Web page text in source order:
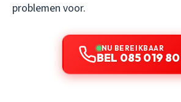
problemen voor.
NU BEREIKBAAR
BEL 085 019